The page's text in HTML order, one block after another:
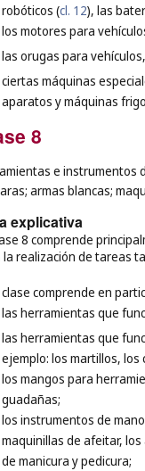
robóticos (cl. 12), las
los motores para
las orugas para
ciertas máquinas
aparatos y máquinas
8
e instrumentos
armas blancas;
explicativa
8 comprende
la realización de tareas
comprende en
las herramientas que
las herramientas que
ejemplo: los martillos, los
los mangos para
guadañas;
los instrumentos de
maquinillas de afeitar,
de manicura y pedicura;